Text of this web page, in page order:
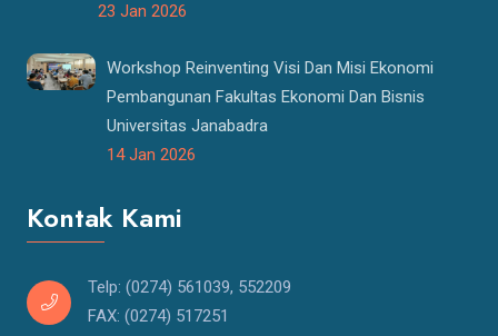
23 Jan 2026
Workshop Reinventing Visi Dan Misi Ekonomi
Pembangunan Fakultas Ekonomi Dan Bisnis
Universitas Janabadra
14 Jan 2026
Kontak Kami
Telp: (0274) 561039, 552209
FAX: (0274) 517251